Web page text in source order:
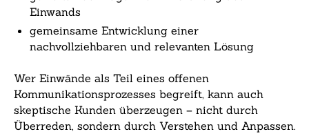
Einwands
gemeinsame Entwicklung einer
nachvollziehbaren und relevanten Lösung
Wer Einwände als Teil eines offenen
Kommunikationsprozesses begreift, kann auch
skeptische Kunden überzeugen – nicht durch
Überreden, sondern durch Verstehen und Anpassen.